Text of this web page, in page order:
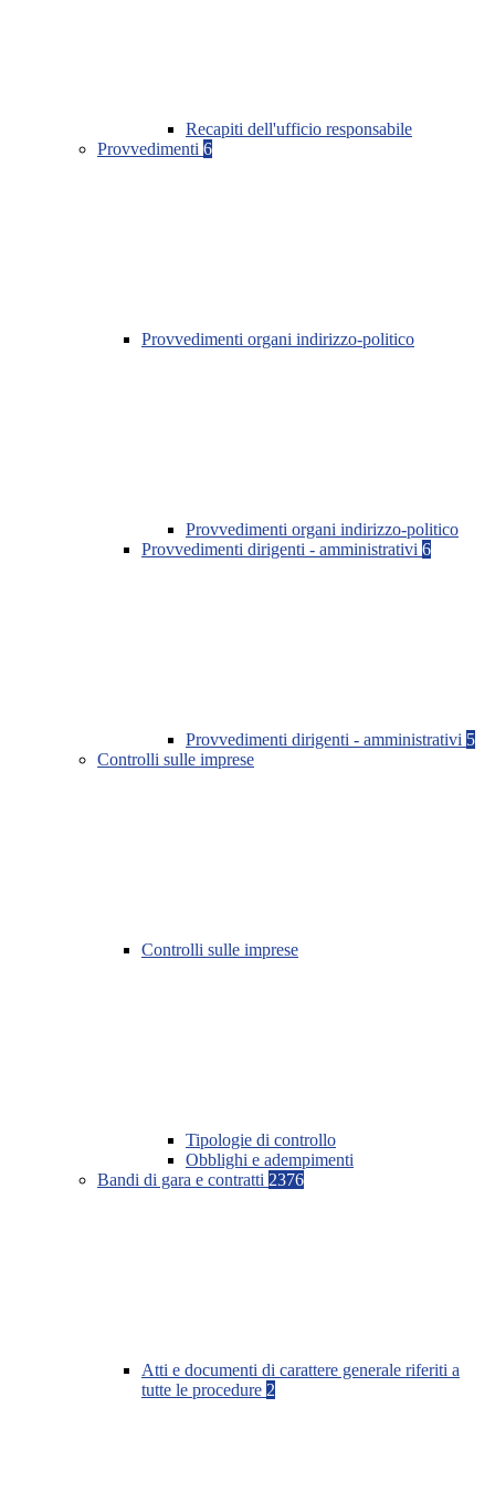
Recapiti dell'ufficio responsabile
Provvedimenti 6
Provvedimenti organi indirizzo-politico
Provvedimenti organi indirizzo-politico
Provvedimenti dirigenti - amministrativi 6
Provvedimenti dirigenti - amministrativi 5
Controlli sulle imprese
Controlli sulle imprese
Tipologie di controllo
Obblighi e adempimenti
Bandi di gara e contratti 2376
Atti e documenti di carattere generale riferiti a
tutte le procedure 2